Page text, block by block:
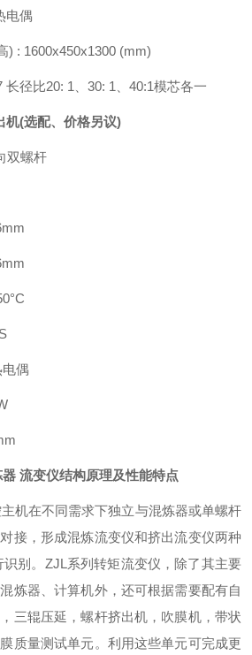
电偶
) : 1600x450x1300 (mm)
长径比20: 1、30: 1、40:1模芯各一
机(选配、价格另议)
双螺杆
偶
流变仪结构原理及性能特点
机在不同需求下独立与混炼器或单螺杆
接，形成混炼流变仪和挤出流变仪两种
别。ZJL系列转矩流变仪，除了其主要
炼器、计算机外，还可根据需要配有自
三辊压延，螺杆挤出机，吹膜机，带状
质量测试单元。利用这些单元可完成更